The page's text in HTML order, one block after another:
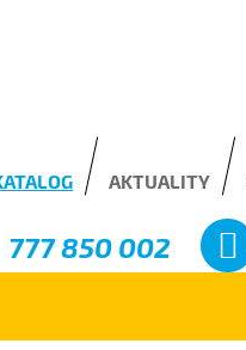
AKTUALITY
777 850 002